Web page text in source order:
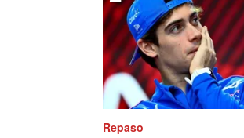
Repaso